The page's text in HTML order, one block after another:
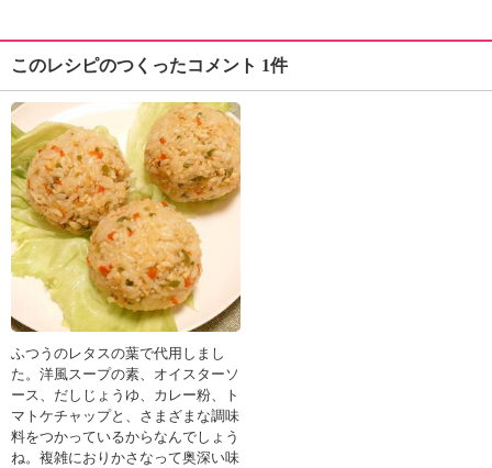
このレシピのつくったコメント 1件
ふつうのレタスの葉で代用しまし
た。洋風スープの素、オイスターソ
ース、だしじょうゆ、カレー粉、ト
マトケチャップと、さまざまな調味
料をつかっているからなんでしょう
ね。複雑におりかさなって奥深い味